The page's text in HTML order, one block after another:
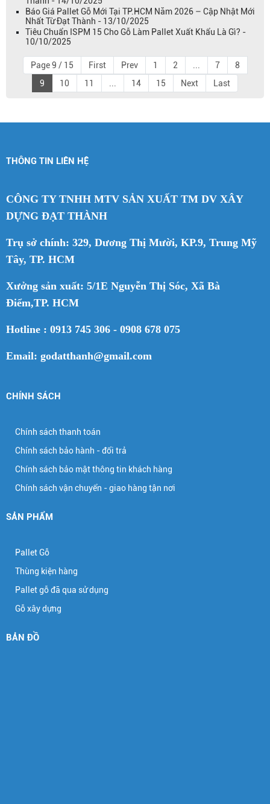
Báo Giá Pallet Gỗ Mới Tại TP.HCM Năm 2026 – Cập Nhật Mới
Nhất Từ Đạt Thành - 13/10/2025
Tiêu Chuẩn ISPM 15 Cho Gỗ Làm Pallet Xuất Khẩu Là Gì? -
10/10/2025
Page 9 / 15 First Prev 1 2 7
8
9
10 11 14 15 Next Last
THÔNG TIN LIÊN HỆ
CÔNG TY TNHH MTV SẢN XUẤT TM DV XÂY
DỰNG ĐẠT THÀNH
Trụ sở chính: 329, Dương Thị Mười, KP.9, Trung Mỹ
Tây, TP. HCM
Xưởng sản xuất: 5/1E Nguyễn Thị Sóc, Xã Bà
Điểm,TP. HCM
Hotline : 0913 745 306 - 0908 678 075
Email: godatthanh@gmail.com
CHÍNH SÁCH
Chính sách thanh toán
Chính sách bảo hành - đổi trả
Chính sách bảo mật thông tin khách hàng
Chính sách vận chuyển - giao hàng tận nơi
SẢN PHẨM
Pallet Gỗ
Thùng kiện hàng
Pallet gỗ đã qua sử dụng
Gỗ xây dựng
BẢN ĐỒ